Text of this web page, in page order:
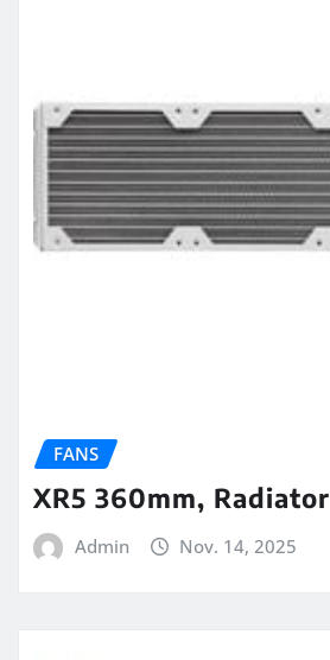
FANS
XR5 360mm, Radiator
Admin Nov. 14, 2025